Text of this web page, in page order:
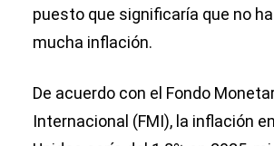
puesto que significaría que no
mucha inflación.
De acuerdo con el Fondo
Internacional (FMI), la inflación